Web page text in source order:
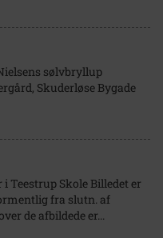
sølvbryllup
Skuderløse Bygade
Teestrup Skole Billedet er
fra slutn. af
de afbildede er...